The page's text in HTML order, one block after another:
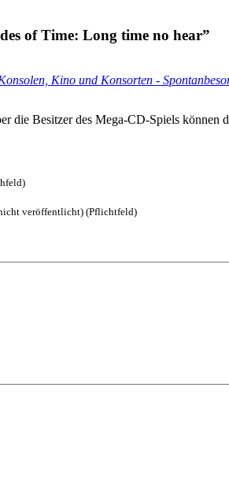
of Time: Long time no hear”
Kino und Konsorten -
die Besitzer des Mega-CD-Spiels
veröffentlicht) (Pflichtfeld)